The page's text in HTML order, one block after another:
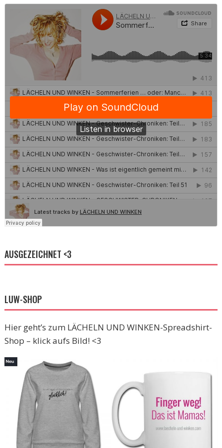
AUSGEZEICHNET <3
LUW-SHOP
Hier geht’s zum LÄCHELN UND WINKEN-Spreadshirt-
Shop – klick aufs Bild! <3